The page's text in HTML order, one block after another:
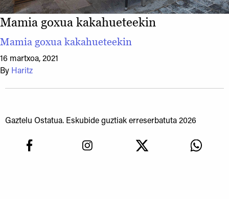
Mamia goxua kakahueteekin
Mamia goxua kakahueteekin
16 martxoa, 2021
By Haritz
Gaztelu Ostatua. Eskubide guztiak erreserbatuta 2026